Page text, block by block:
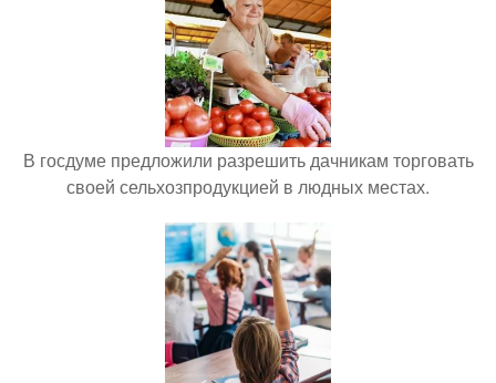
В госдуме предложили разрешить дачникам торговать
своей сельхозпродукцией в людных местах.